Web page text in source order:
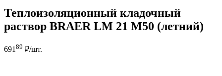
Теплоизоляционный кладочный
раствор BRAER LM 21 М50 (летний)
691 89 ₽/шт.